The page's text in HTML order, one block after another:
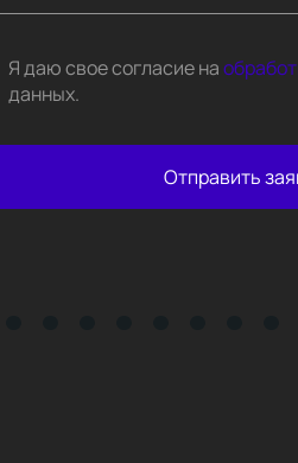
Я даю свое согласие на
данных.
Отправить